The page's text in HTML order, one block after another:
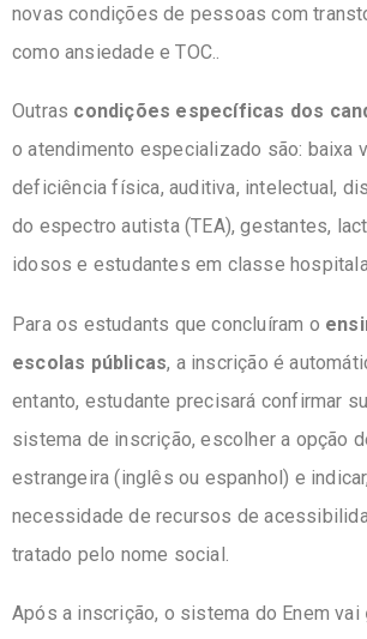
novas condições de pessoas com
como ansiedade e TOC..
Outras condições específicas dos
o atendimento especializado são: baixa
deficiência física, auditiva, intelectual,
do espectro autista (TEA), gestantes,
idosos e estudantes em classe
Para os estudants que concluíram o
escolas públicas, a inscrição é
entanto, estudante precisará confirmar
sistema de inscrição, escolher a opção
estrangeira (inglês ou espanhol) e
necessidade de recursos de
tratado pelo nome social.
Após a inscrição, o sistema do Enem vai